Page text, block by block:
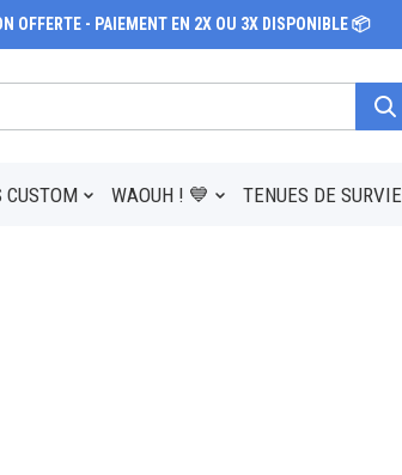
OFFERTE - PAIEMENT EN 2X OU 3X DISPONIBLE 📦
CUSTOM WAOUH ! 💙 TENUES DE SURVIE